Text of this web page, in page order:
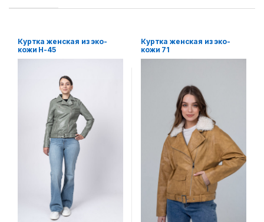
Куртка женская из эко-
кожи Н-45
Куртка женская из эко-
кожи 71